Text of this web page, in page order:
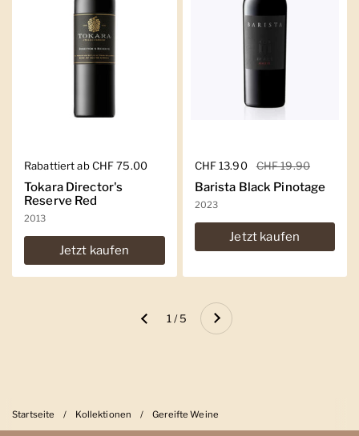
Regulärer Preis
Rabattiert ab CHF 75.00
Tokara Director's
Reserve Red
2013
Jetzt kaufen
Regulärer Preis
CHF 13.90 Sale-Preis
CHF 19.90
Barista Black Pinotage
2023
Jetzt kaufen
Zurück 1 / 5 Weiter
Startseite / Kollektionen / Gereifte Weine